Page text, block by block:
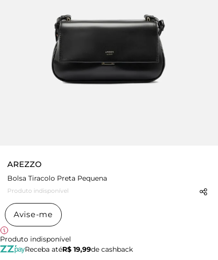
AREZZO
Bolsa Tiracolo Preta Pequena
Produto indisponível
Avise-me
Produto indisponível
Receba atéR$ 19,99de cashback